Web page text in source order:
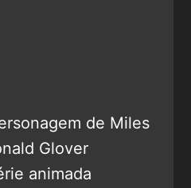
de Miles
Glover
animada